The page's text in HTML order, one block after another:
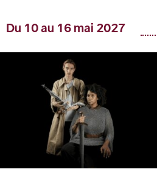
Du 10 au 16 mai 2027